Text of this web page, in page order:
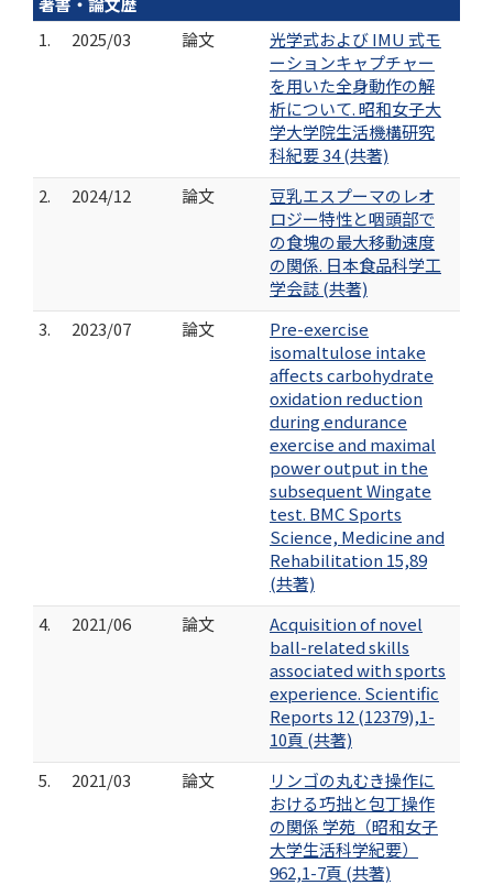
1.
2025/03 論文
光学式および IMU 式モ
ーションキャプチャー
を用いた全身動作の解
析について. 昭和女子大
学大学院生活機構研究
科紀要 34 (共著)
2.
2024/12 論文
豆乳エスプーマのレオ
ロジー特性と咽頭部で
の食塊の最大移動速度
の関係. 日本食品科学工
学会誌 (共著)
3.
2023/07 論文
Pre-exercise
isomaltulose intake
affects carbohydrate
oxidation reduction
during endurance
exercise and maximal
power output in the
subsequent Wingate
test. BMC Sports
Science, Medicine and
Rehabilitation 15,89
(共著)
4.
2021/06 論文
Acquisition of novel
ball-related skills
associated with sports
experience. Scientific
Reports 12 (12379),1-
10頁 (共著)
5.
2021/03 論文
リンゴの丸むき操作に
おける巧拙と包丁操作
の関係 学苑（昭和女子
大学生活科学紀要）
962,1-7頁 (共著)